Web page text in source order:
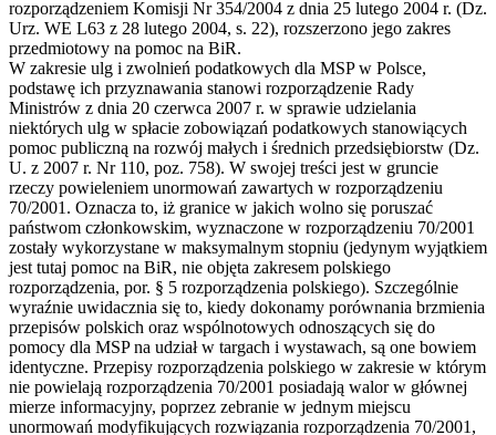
rozporządzeniem Komisji Nr 354/2004 z dnia 25 lutego 2004 r. (Dz.
Urz. WE L63 z 28 lutego 2004, s. 22), rozszerzono jego zakres
przedmiotowy na pomoc na BiR.
W zakresie ulg i zwolnień podatkowych dla MSP w Polsce,
podstawę ich przyznawania stanowi rozporządzenie Rady
Ministrów z dnia 20 czerwca 2007 r. w sprawie udzielania
niektórych ulg w spłacie zobowiązań podatkowych stanowiących
pomoc publiczną na rozwój małych i średnich przedsiębiorstw (Dz.
U. z 2007 r. Nr 110, poz. 758). W swojej treści jest w gruncie
rzeczy powieleniem unormowań zawartych w rozporządzeniu
70/2001. Oznacza to, iż granice w jakich wolno się poruszać
państwom członkowskim, wyznaczone w rozporządzeniu 70/2001
zostały wykorzystane w maksymalnym stopniu (jedynym wyjątkiem
jest tutaj pomoc na BiR, nie objęta zakresem polskiego
rozporządzenia, por. § 5 rozporządzenia polskiego). Szczególnie
wyraźnie uwidacznia się to, kiedy dokonamy porównania brzmienia
przepisów polskich oraz wspólnotowych odnoszących się do
pomocy dla MSP na udział w targach i wystawach, są one bowiem
identyczne. Przepisy rozporządzenia polskiego w zakresie w którym
nie powielają rozporządzenia 70/2001 posiadają walor w głównej
mierze informacyjny, poprzez zebranie w jednym miejscu
unormowań modyfikujących rozwiązania rozporządzenia 70/2001,